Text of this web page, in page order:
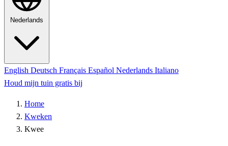
Nederlands
English Deutsch Français Español Nederlands Italiano
Houd mijn tuin gratis bij
Home
Kweken
Kwee